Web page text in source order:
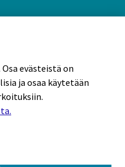
evästeistä on
ja osaa käytetään